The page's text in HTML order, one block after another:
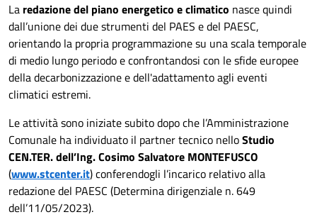
La redazione del piano energetico e climatico nasce quindi
dall’unione dei due strumenti del PAES e del PAESC,
orientando la propria programmazione su una scala temporale
di medio lungo periodo e confrontandosi con le sfide europee
della decarbonizzazione e dell'adattamento agli eventi
climatici estremi.
Le attività sono iniziate subito dopo che l’Amministrazione
Comunale ha individuato il partner tecnico nelloStudio
CEN.TER. dell’Ing. Cosimo Salvatore MONTEFUSCO
(www.stcenter.it) conferendogli l’incarico relativo alla
redazione del PAESC (Determina dirigenziale n. 649
dell’11/05/2023).